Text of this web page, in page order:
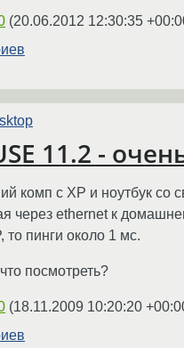
(20.06.2012 12:30:35
11.2 -
комп с XP и ноутбук со
через ethernet к
то пинги около 1 мс.
посмотреть?
(18.11.2009 10:20:20